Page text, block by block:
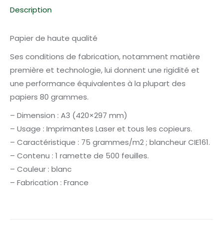
Description
Papier de haute qualité
Ses conditions de fabrication, notamment matière
première et technologie, lui donnent une rigidité et
une performance équivalentes à la plupart des
papiers 80 grammes.
– Dimension : A3 (420×297 mm)
– Usage : Imprimantes Laser et tous les copieurs.
– Caractéristique : 75 grammes/m2 ; blancheur CIE161.
– Contenu : 1 ramette de 500 feuilles.
– Couleur : blanc
– Fabrication : France